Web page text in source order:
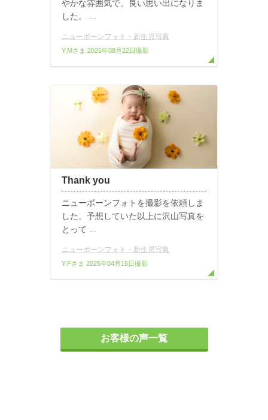
やかな雰囲気で、良い思い出になりま
した。 ...
ニューボーンフォト・新生児写真
Y.Mさま 2025年08月22日撮影
Thank you
ニューボーンフォトを撮影を依頼しま
した。予想していた以上に沢山写真を
とって ...
ニューボーンフォト・新生児写真
Y.Fさま 2025年04月15日撮影
お客様の声一覧